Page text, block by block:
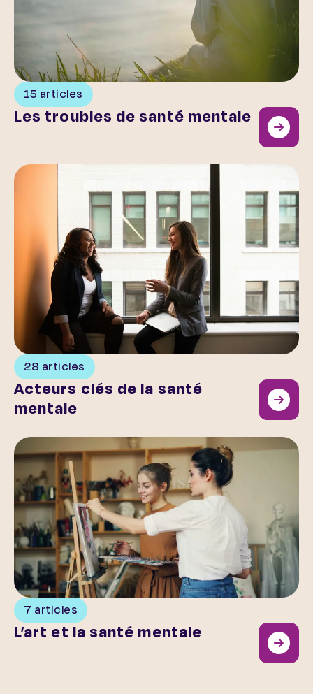
15 articles
Les troubles de santé mentale
28 articles
Acteurs clés de la santé
mentale
Acteurs clés de la santé mentale
7 articles
L’art et la santé mentale
L’art et la santé mentale